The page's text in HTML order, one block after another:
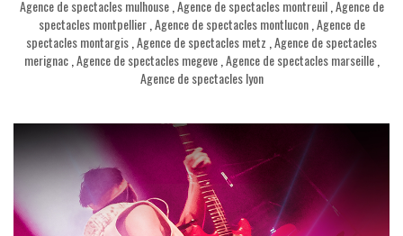
Agence de spectacles mulhouse, Agence de spectacles montreuil, Agence de
spectacles montpellier, Agence de spectacles montlucon, Agence de
spectacles montargis Agence de spectacles metz Agence de spectacles
merignac, Agence de spectacles megeve, Agence de spectacles marseille,
Agence de spectacles lyon